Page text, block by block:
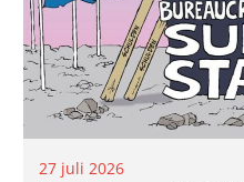
27 juli 2026